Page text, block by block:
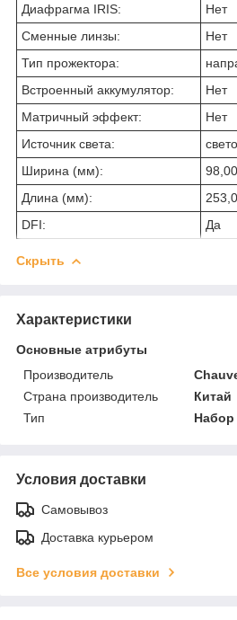
Диафрагма IRIS:
Нет
Сменные линзы:
Нет
Тип прожектора:
Встроенный аккумулятор:
Нет
Матричный эффект:
Нет
Источник света:
Ширина (мм):
98,00
Длина (мм):
DFI:
Да
Скрыть
Характеристики
Основные атрибуты
Производитель
Страна производитель
Китай
Тип
Набор
Условия доставки
Самовывоз
Доставка курьером
Все условия доставки